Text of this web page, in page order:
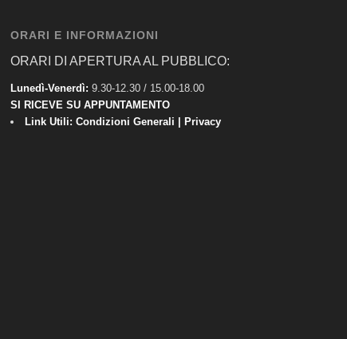
ORARI E INFORMAZIONI
ORARI DI APERTURA AL PUBBLICO:
Lunedì-Venerdì:9.30-12.30 / 15.00-18.00
SI RICEVE SU APPUNTAMENTO
Link Utili:Condizioni Generali Privacy